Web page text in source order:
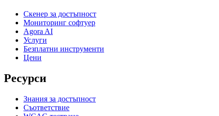
Скенер за достъпност
Мониторинг софтуер
Agora AI
Услуги
Безплатни инструменти
Цени
Ресурси
Знания за достъпност
Съответствие